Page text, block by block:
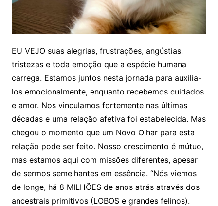
EU VEJO suas alegrias, frustrações, angústias,
tristezas e toda emoção que a espécie humana
carrega. Estamos juntos nesta jornada para auxilia-
los emocionalmente, enquanto recebemos cuidados
e amor. Nos vinculamos fortemente nas últimas
décadas e uma relação afetiva foi estabelecida. Mas
chegou o momento que um Novo Olhar para esta
relação pode ser feito. Nosso crescimento é mútuo,
mas estamos aqui com missões diferentes, apesar
de sermos semelhantes em essência. “Nós viemos
de longe, há 8 MILHÕES de anos atrás através dos
ancestrais primitivos (LOBOS e grandes felinos).